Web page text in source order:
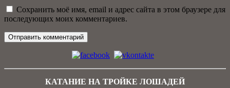
Сохранить моё имя, email и адрес сайта в этом браузере для
последующих моих комментариев.
КАТАНИЕ НА ТРОЙКЕ ЛОШАДЕЙ